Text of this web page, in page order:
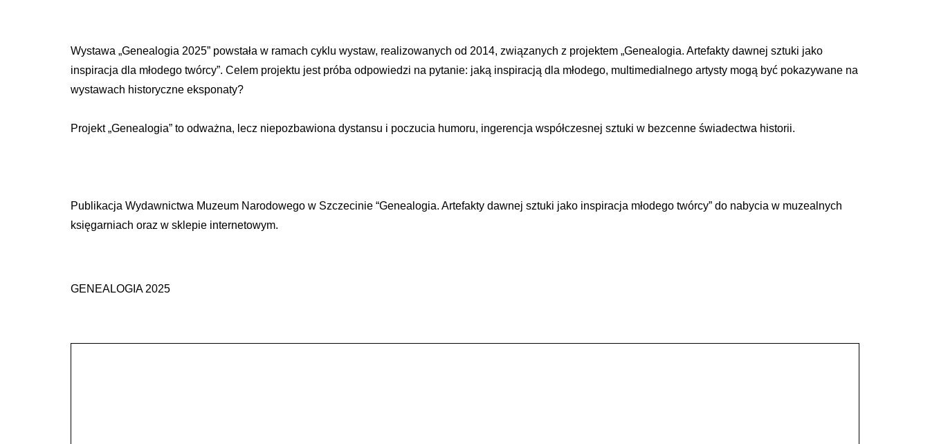
Wystawa „Genealogia 2025” powstała w ramach cyklu wystaw, realizowanych od 2014, związanych z projektem „Genealogia. Artefakty dawnej sztuki jako
inspiracja dla młodego twórcy”. Celem projektu jest próba odpowiedzi na pytanie: jaką inspiracją dla młodego, multimedialnego artysty mogą być pokazywane na
wystawach historyczne eksponaty?
Projekt „Genealogia” to odważna, lecz niepozbawiona dystansu i poczucia humoru, ingerencja współczesnej sztuki w bezcenne świadectwa historii.
Publikacja Wydawnictwa Muzeum Narodowego w Szczecinie “Genealogia. Artefakty dawnej sztuki jako inspiracja młodego twórcy” do nabycia w muzealnych
księgarniach oraz w sklepie internetowym.
GENEALOGIA 2025